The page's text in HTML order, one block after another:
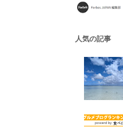
人気の記事